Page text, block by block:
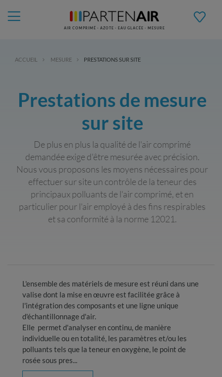
AIR COMPRIMÉ - AZOTE - EAU GLACÉE - MESURE
ACCUEIL MESURE PRESTATIONS SUR SITE
Prestations de mesure
sur site
De plus en plus la qualité de l'air comprimé
demandée exige d'être mesurée avec précision.
Nous vous proposons les moyens nécessaires pour
effectuer sur site un contrôle de la teneur des
principaux polluants de l'air comprimé, et en
particulier pour l'air employé à des fins respirables
et sa conformité à la norme 12021.
L'ensemble des matériels de mesure est réuni dans une
valise dont la mise en œuvre est facilitée grâce à
l'intégration des composants et une ligne unique
d'échantillonnage d'air.
Elle permet d'analyser en continu, de manière
individuelle ou en totalité, les paramètres et/ou les
polluants tels que la teneur en oxygène, le point de
rosée sous pres...